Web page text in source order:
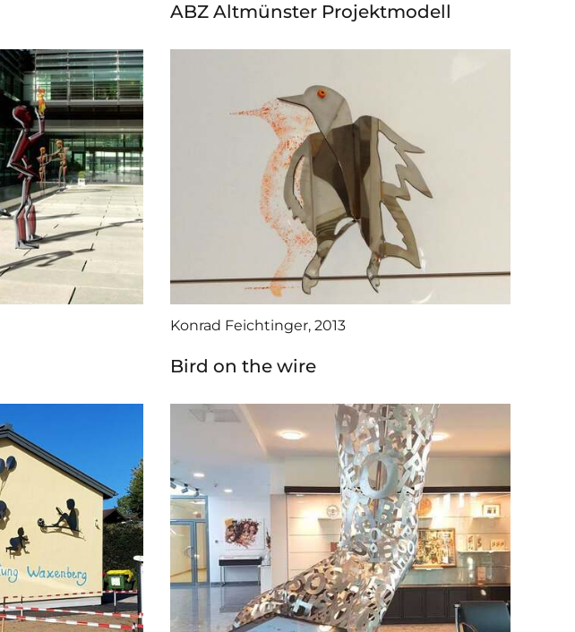
ABZ Altmünster Projektmodell
Konrad Feichtinger, 2013
Bird on the wire